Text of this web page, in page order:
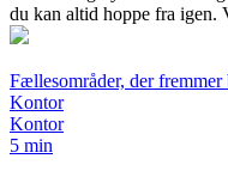
du kan altid hoppe fra igen.
Fællesområder, der
Kontor
Kontor
5 min